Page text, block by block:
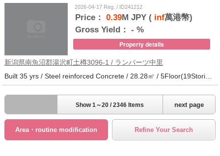
2026-04-17 Reg. / ID241212
Price： 0.39M JPY (inf萬港幣)
Gross Yield： - %
Property details
新潟県南魚沼郡湯沢町土樽3096-1 / ランパーツ中里
Built 35 yrs / Steel reinforced Concrete / 28.28㎡ / 5Floor(19Stories) / 309Units / Distance from the station.33
next page
Show 1～20 / 2346 Items
Area・routine modification Refine Your Search